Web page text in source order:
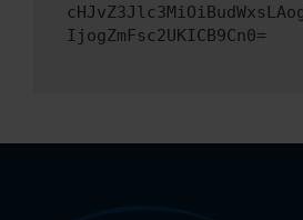
IjogZmFsc2UKICB9Cn0=